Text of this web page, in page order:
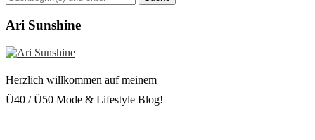
Ari Sunshine
Herzlich willkommen auf meinem
Ü40 / Ü50 Mode & Lifestyle Blog!